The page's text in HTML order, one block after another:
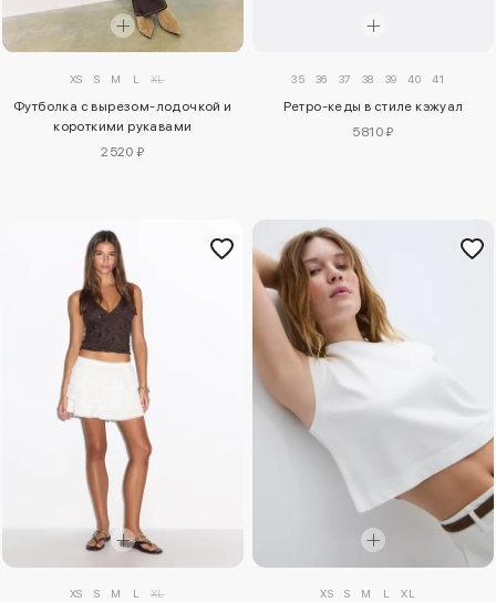
XS S M L XL
Футболка с вырезом-лодочкой и
короткими рукавами
2520 ₽
35 36 37 38 39 40 41
Ретро-кеды в стиле кэжуал
5810 ₽
XS S M L XL XS S M L XL